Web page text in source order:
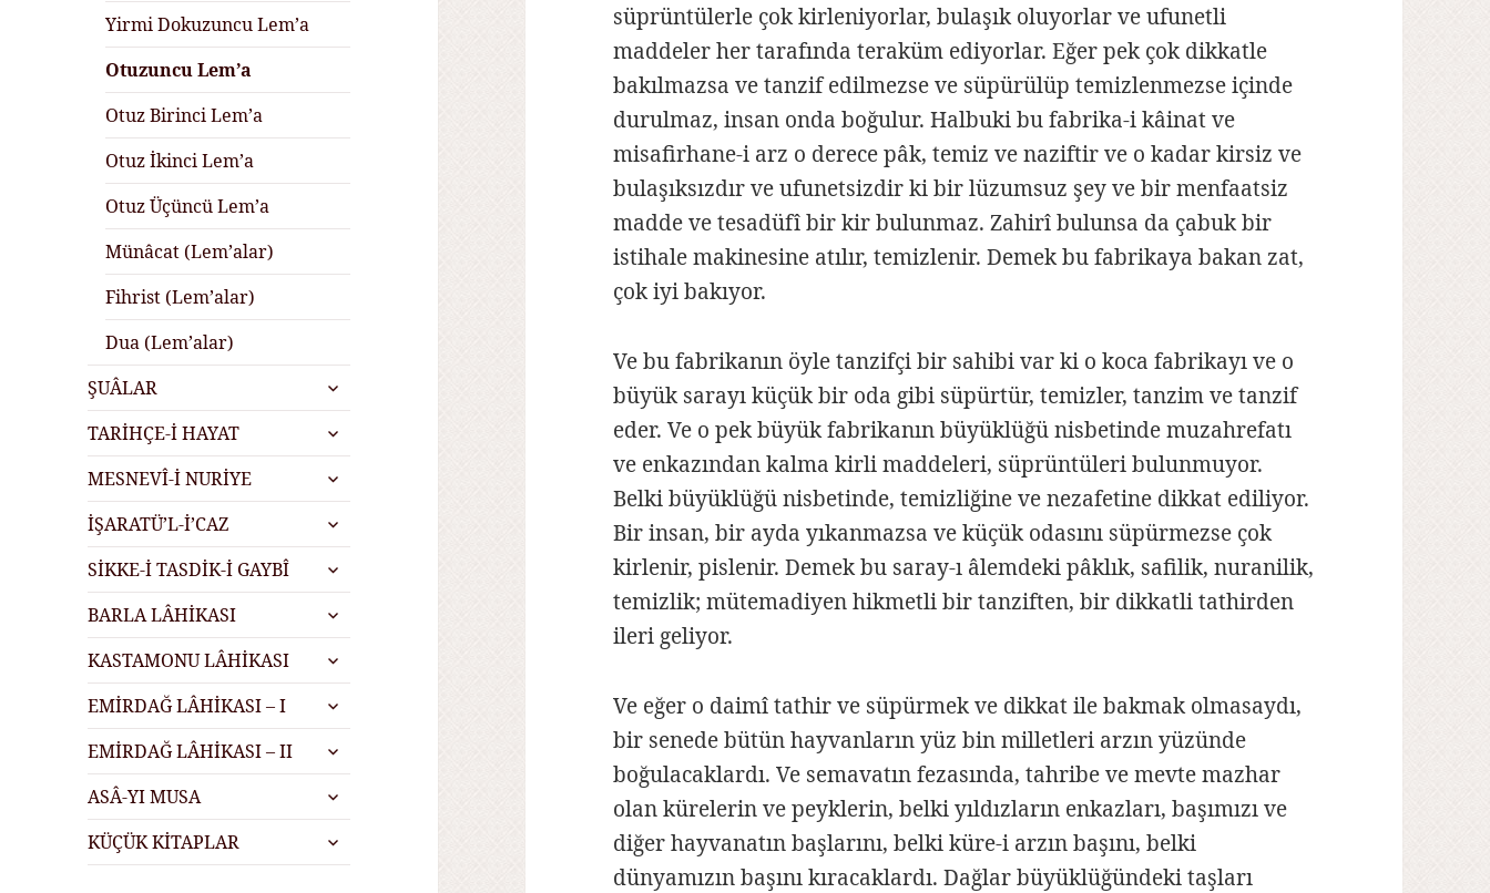
Yirmi Dokuzuncu Lem’a
Otuzuncu Lem’a
Otuz Birinci Lem’a
Otuz İkinci Lem’a
Otuz Üçüncü Lem’a
Münâcat (Lem’alar)
Fihrist (Lem’alar)
Dua (Lem’alar)
ŞUÂLAR
alt
menüyü
genişlet
TARİHÇE-İ HAYAT
alt
menüyü
genişlet
MESNEVÎ-İ NURİYE
alt
menüyü
genişlet
İŞARATÜ’L-İ’CAZ
alt
menüyü
genişlet
SİKKE-İ TASDİK-İ GAYBÎ
alt
menüyü
genişlet
BARLA LÂHİKASI
alt
menüyü
genişlet
KASTAMONU LÂHİKASI
alt
menüyü
genişlet
EMİRDAĞ LÂHİKASI – I
alt
menüyü
genişlet
EMİRDAĞ LÂHİKASI – II
alt
menüyü
genişlet
ASÂ-YI MUSA
alt
menüyü
genişlet
KÜÇÜK KİTAPLAR
alt
menüyü
süprüntülerle çok kirleniyorlar, bulaşık oluyorlar ve ufunetli
maddeler her tarafında teraküm ediyorlar. Eğer pek çok dikkatle
bakılmazsa ve tanzif edilmezse ve süpürülüp temizlenmezse içinde
durulmaz, insan onda boğulur. Halbuki bu fabrika-i kâinat ve
misafirhane-i arz o derece pâk, temiz ve naziftir ve o kadar kirsiz ve
bulaşıksızdır ve ufunetsizdir ki bir lüzumsuz şey ve bir menfaatsiz
madde ve tesadüfî bir kir bulunmaz. Zahirî bulunsa da çabuk bir
istihale makinesine atılır, temizlenir. Demek bu fabrikaya bakan zat,
çok iyi bakıyor.
Ve bu fabrikanın öyle tanzifçi bir sahibi var ki o koca fabrikayı ve o
büyük sarayı küçük bir oda gibi süpürtür, temizler, tanzim ve tanzif
eder. Ve o pek büyük fabrikanın büyüklüğü nisbetinde muzahrefatı
ve enkazından kalma kirli maddeleri, süprüntüleri bulunmuyor.
Belki büyüklüğü nisbetinde, temizliğine ve nezafetine dikkat ediliyor.
Bir insan, bir ayda yıkanmazsa ve küçük odasını süpürmezse çok
kirlenir, pislenir. Demek bu saray-ı âlemdeki pâklık, safilik, nuranilik,
temizlik; mütemadiyen hikmetli bir tanziften, bir dikkatli tathirden
ileri geliyor.
Ve eğer o daimî tathir ve süpürmek ve dikkat ile bakmak olmasaydı,
bir senede bütün hayvanların yüz bin milletleri arzın yüzünde
boğulacaklardı. Ve semavatın fezasında, tahribe ve mevte mazhar
olan kürelerin ve peyklerin, belki yıldızların enkazları, başımızı ve
diğer hayvanatın başlarını, belki küre-i arzın başını, belki
dünyamızın başını kıracaklardı. Dağlar büyüklüğündeki taşları